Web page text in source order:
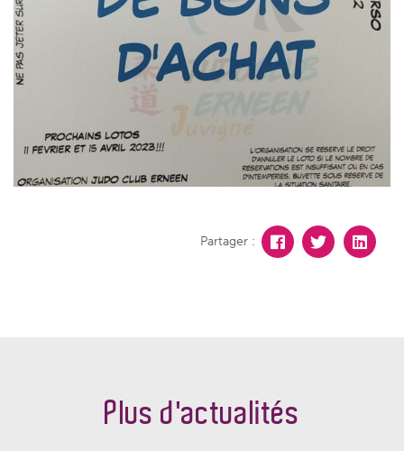
Partager :
Plus d'actualités